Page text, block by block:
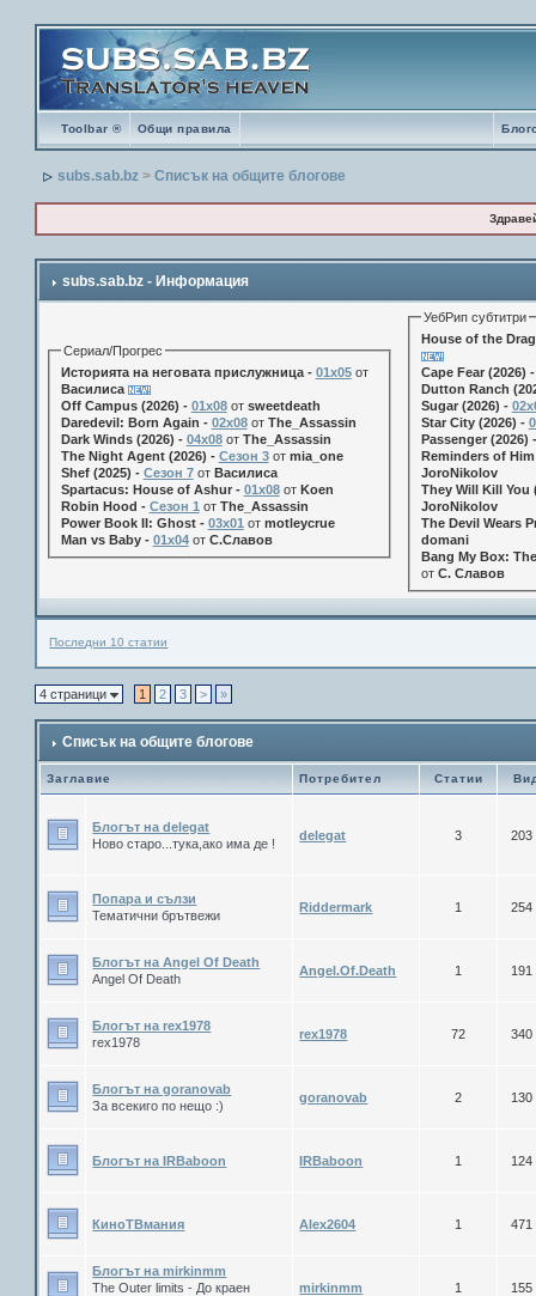
Toolbar ® Общи правила
subs.sab.bz >Списък на общите блогове
subs.sab.bz - Информация
Сериал/Прогрес
Историята на неговата прислужница - 01х05от
Василиса
Off Campus (2026) - 01x08от sweetdeath
Daredevil: Born Again - 02x08от The_Assassin
Dark Winds (2026) - 04x08от The_Assassin
The Night Agent (2026) - Сезон 3от mia_one
Shef (2025) - Сезон 7от Василиса
Spartacus: House of Ashur - 01x08от Koen
Robin Hood - Сезон 1 от The_Assassin
Power Book II: Ghost - 03x01 от motleycrue
Man vs Baby - 01x04от С.Славов
УебРип субтитри
House of the
Cape Fear (2026)
Dutton Ranch
Sugar (2026) -
Star City (2026) -
Passenger (2026)
Reminders of
JoroNikolov
They Will Kill You
JoroNikolov
The Devil Wears
domani
Bang My Box:
от С. Славов
Последни 10 статии
4 страници 1 2 3 > »
Списък на общите блогове
Заглавие Потребител Статии
Блогът на delegat
Ново старо...тука,ако има де !
delegat 3 203
Попара и сълзи
Тематични брътвежи
Riddermark 1 254
Блогът на Angel Of Death
Angel Of Death
Angel.Of.Death 1 191
Блогът на rex1978
rex1978
rex1978 72 340
Блогът на goranovab
За всекиго по нещо :)
goranovab 2 130
Блогът на IRBaboon IRBaboon 1 124
КиноТВмания Alex2604 1 471
Блогът на mirkinmm
The Оuter limits - До краен
mirkinmm 1 155